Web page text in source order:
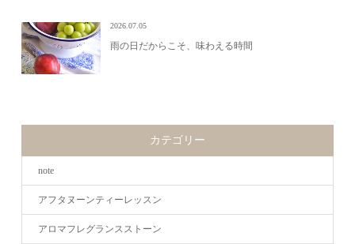
2026.07.05
雨の日だからこそ、味わえる時間
カテゴリー
note
アフタヌーンティーレッスン
アロマフレグランスストーン